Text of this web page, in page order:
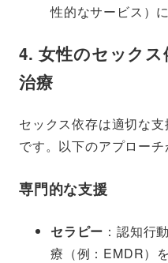
性的なサービス）
4. 女性のセック
治療
セックス依存は適切な
です。以下のアプローチ
専門的な支援
セラピー ：認知行
療（例：EMDR）